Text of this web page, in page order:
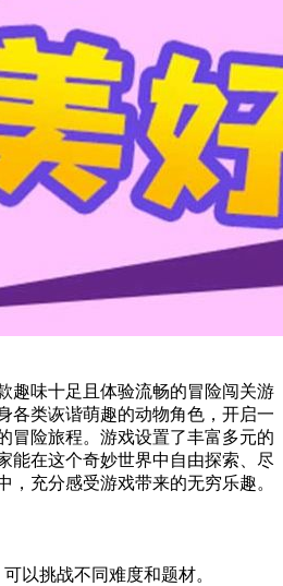
趣味十足且体验流畅的冒险闯关游
各类诙谐萌趣的动物角色，开启一
冒险旅程。游戏设置了丰富多元的
能在这个奇妙世界中自由探索、尽
，充分感受游戏带来的无穷乐趣。
以挑战不同难度和题材。